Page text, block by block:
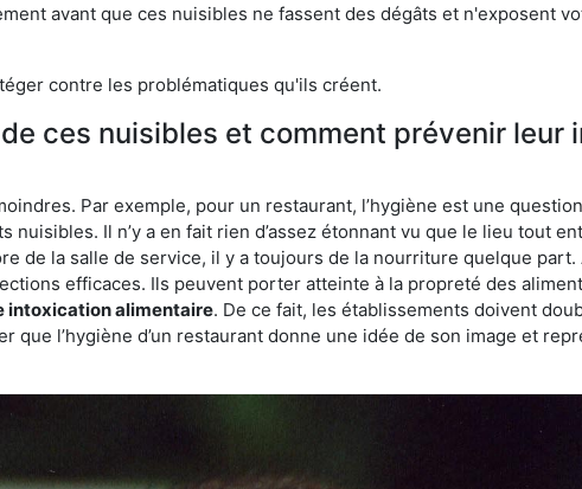
avant que ces nuisibles ne fassent des dégâts et n'exposent
contre les problématiques qu'ils créent.
ces nuisibles et comment prévenir leur
Par exemple, pour un restaurant, l’hygiène est une
Il n’y a en fait rien d’assez étonnant vu que le lieu tout
de la salle de service, il y a toujours de la nourriture quelque part.
efficaces. Ils peuvent porter atteinte à la propreté des
intoxication alimentaire. De ce fait, les établissements doivent
l’hygiène d’un restaurant donne une idée de son image et